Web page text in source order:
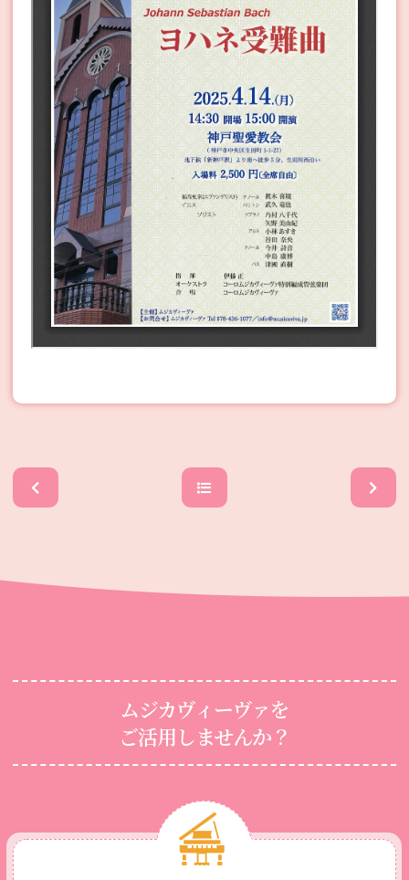
ムジカヴィーヴァを
ご活用しませんか？